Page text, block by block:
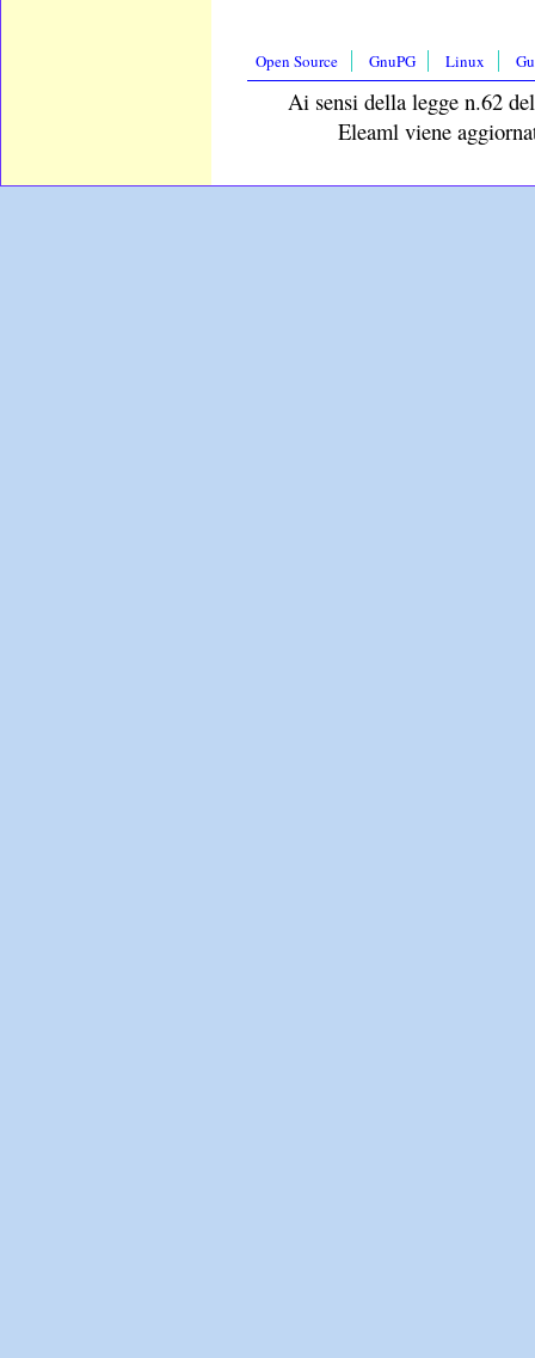
Open Source GnuPG Linux
Ai sensi della legge n.62
Eleaml viene